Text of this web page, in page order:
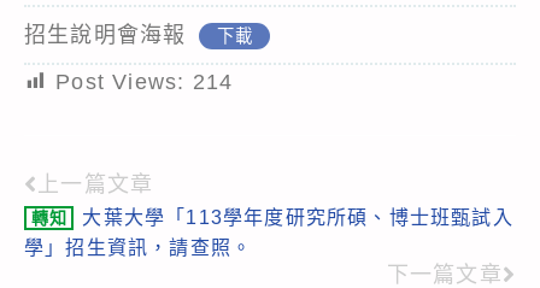
招生說明會海報 下載
Post Views: 214
Read
more
上一篇文章
轉知
大葉大學「113學年度研究所碩、博士班甄試入
學」招生資訊，請查照。
下一篇文章